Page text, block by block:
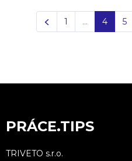
Předchozí
1 … 4 5
PRÁCE.TIPS
TRIVETO s.r.o.